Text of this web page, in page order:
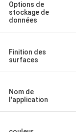
Options de
stockage de
données
Finition des
surfaces
Nom de
l'application